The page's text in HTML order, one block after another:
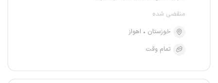
منقضی شده
خوزستان
اهواز
تمام وقت